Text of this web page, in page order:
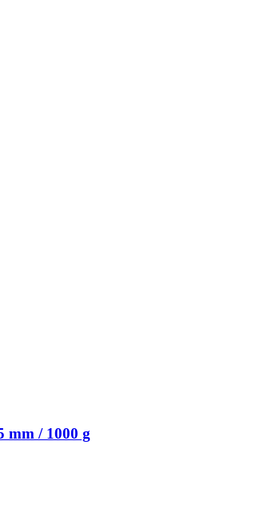
mm / 1000 g